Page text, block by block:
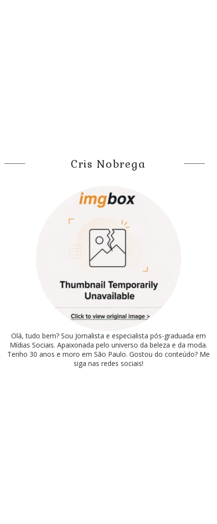
Cris Nobrega
Olá, tudo bem? Sou Jornalista e especialista pós-graduada em
Mídias Sociais. Apaixonada pelo universo da beleza e da moda.
Tenho 30 anos e moro em São Paulo. Gostou do conteúdo? Me
siga nas redes sociais!